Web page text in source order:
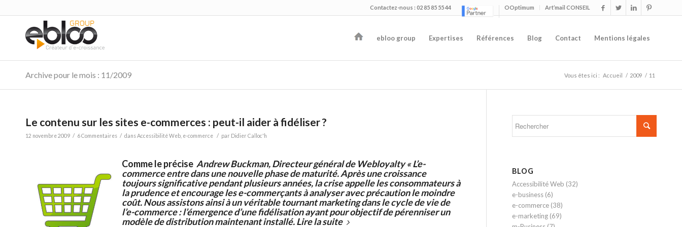
OOptimum Art’mail CONSEIL
Contactez-nous : 02 85 85 55 44
ebloo group Expertises Références Blog Contact Mentions légales
Archive pour le mois : 11/2009 Vous êtes ici : Accueil / 2009 / 11
Le contenu sur les sites e-commerces : peut-il aider à fidéliser ?
12 novembre 2009 / 6 Commentaires / dansAccessibilité Web e-commerce / par Didier Calloc'h
Comme le précise Andrew Buckman, Directeur général de Webloyalty « L’e-
commerce entre dans une nouvelle phase de maturité. Après une croissance
toujours significative pendant plusieurs années, la crise appelle les consommateurs à
la prudence et encourage les e-commerçants à analyser avec précaution le moindre
coût. Nous assistons ainsi à un véritable tournant marketing dans le cycle de vie de
l’e-commerce : l’émergence d’une fidélisation ayant pour objectif de pérenniser un
modèle de distribution maintenant installé.Lire la suite
BLOG
Accessibilité Web (32)
e-business (6)
e-commerce (38)
e-marketing (69)